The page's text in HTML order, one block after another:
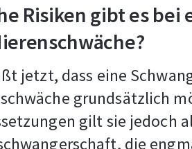
Risiken gibt es
jetzt, dass eine
grundsätzlich
gilt sie jedoch
die